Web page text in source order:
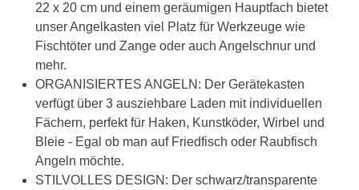
22 x 20 cm und einem geräumigen Hauptfach bietet
unser Angelkasten viel Platz für Werkzeuge wie
Fischtöter und Zange oder auch Angelschnur und
mehr.
ORGANISIERTES ANGELN: Der Gerätekasten
verfügt über 3 ausziehbare Laden mit individuellen
Fächern, perfekt für Haken, Kunstköder, Wirbel und
Bleie - Egal ob man auf Friedfisch oder Raubfisch
Angeln möchte.
STILVOLLES DESIGN: Der schwarz/transparente